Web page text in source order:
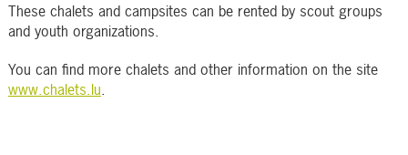
These chalets and campsites can be rented by scout groups
and youth organizations.
You can find more chalets and other information on the site
www.chalets.lu.